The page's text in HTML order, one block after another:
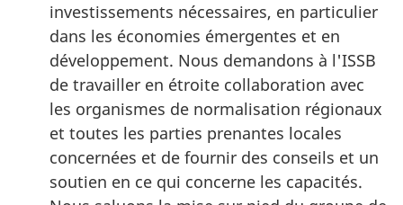
investissements nécessaires, en particulier
dans les économies émergentes et en
développement. Nous demandons à l'ISSB
de travailler en étroite collaboration avec
les organismes de normalisation régionaux
et toutes les parties prenantes locales
concernées et de fournir des conseils et un
soutien en ce qui concerne les capacités.